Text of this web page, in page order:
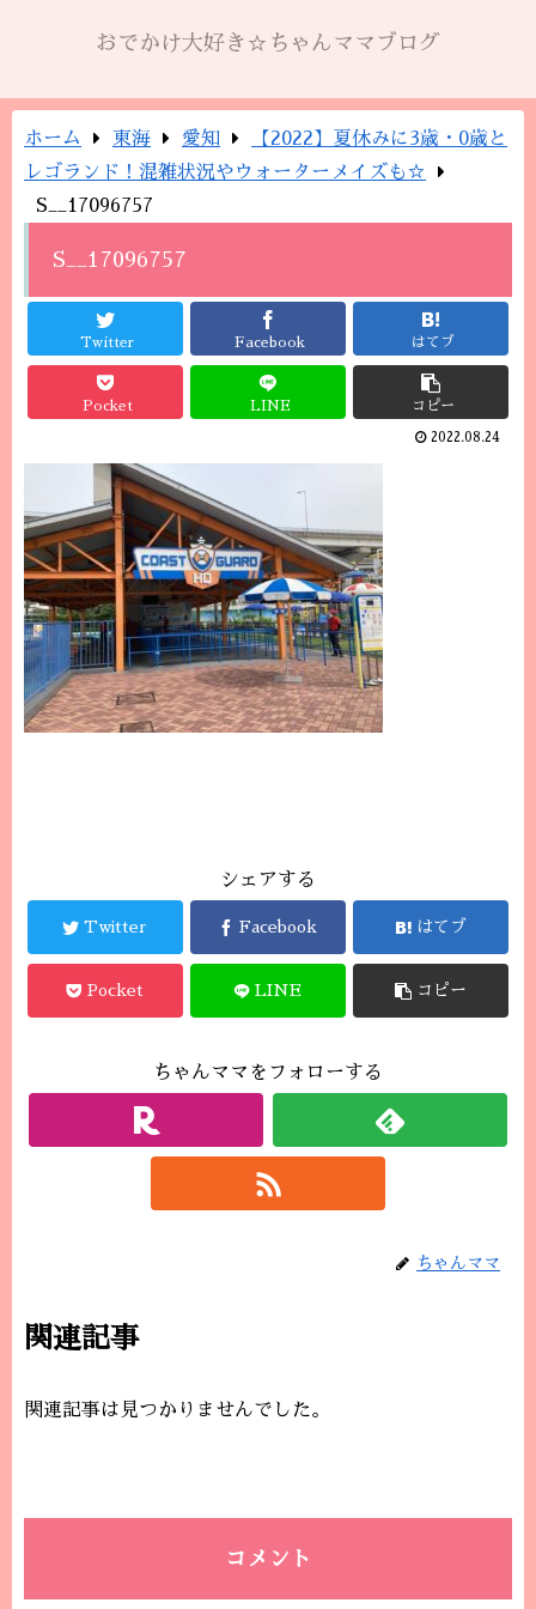
おでかけ大好き☆ちゃんママブログ
ホーム 東海 愛知
【2022】夏休みに3歳・0歳と
レゴランド！混雑状況やウォーターメイズも☆
S__17096757
S__17096757
Twitter Facebook はてブ
Pocket LINE コピー
2022.08.24
シェアする
Twitter Facebook はてブ
Pocket LINE コピー
ちゃんママをフォローする
ちゃんママ
関連記事
関連記事は見つかりませんでした。
コメント